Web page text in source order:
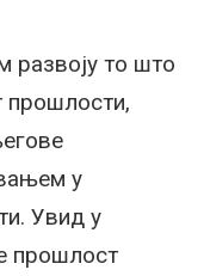
развоју то што
прошлости,
у
Увид у
прошлост